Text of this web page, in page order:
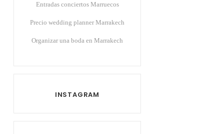
Entradas conciertos Marruecos
Precio wedding planner Marrakech
Organizar una boda en Marrakech
INSTAGRAM